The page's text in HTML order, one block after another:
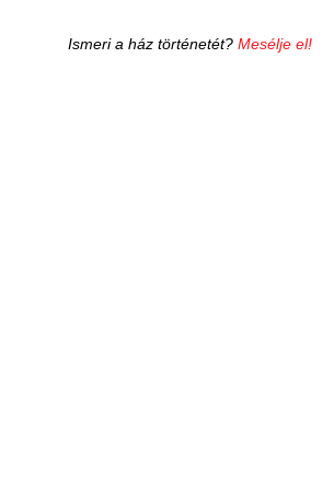
Ismeri a ház történetét? Mesélje el!